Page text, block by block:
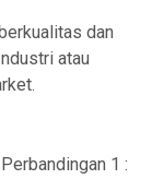
dan
atau
1 :